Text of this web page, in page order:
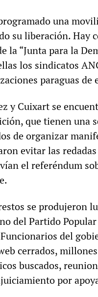
una
su liberación. Hay
la “Junta para la
los sindicatos
paraguas de
y Cuixart se
que tienen una
de organizar
evitar las
el referéndum
se produjeron
del Partido
del
cerrados,
buscados,
por